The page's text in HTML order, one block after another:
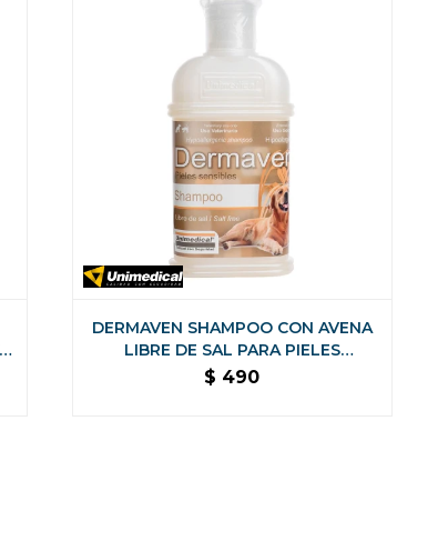
DERMAVEN SHAMPOO CON AVENA
LIBRE DE SAL PARA PIELES
SENSIBLES
$ 490